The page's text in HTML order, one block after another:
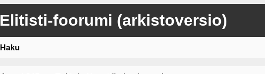
Elitisti-foorumi (arkistoversio)
Haku